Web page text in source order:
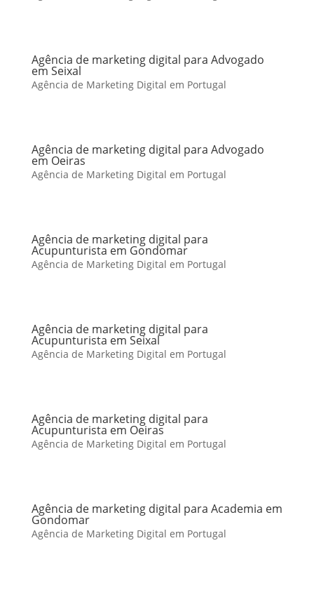
Agência de marketing digital para Advogado
em Seixal
Agência de Marketing Digital em Portugal
Agência de marketing digital para Advogado
em Oeiras
Agência de Marketing Digital em Portugal
Agência de marketing digital para
Acupunturista em Gondomar
Agência de Marketing Digital em Portugal
Agência de marketing digital para
Acupunturista em Seixal
Agência de Marketing Digital em Portugal
Agência de marketing digital para
Acupunturista em Oeiras
Agência de Marketing Digital em Portugal
Agência de marketing digital para Academia em
Gondomar
Agência de Marketing Digital em Portugal